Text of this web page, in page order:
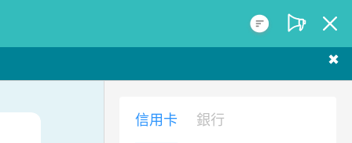
✖
信用卡 銀行